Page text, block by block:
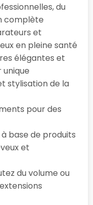
du
complète
et
en pleine santé
élégantes et
unique
stylisation de la
pour des
base de produits
et
du volume ou